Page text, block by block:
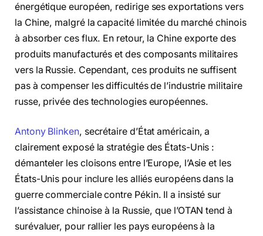
énergétique européen, redirige ses exportations vers
la Chine, malgré la capacité limitée du marché chinois
à absorber ces flux. En retour, la Chine exporte des
produits manufacturés et des composants militaires
vers la Russie. Cependant, ces produits ne suffisent
pas à compenser les difficultés de l’industrie militaire
russe, privée des technologies européennes.
Antony Blinken, secrétaire d’État américain, a
clairement exposé la stratégie des États-Unis :
démanteler les cloisons entre l’Europe, l’Asie et les
États-Unis pour inclure les alliés européens dans la
guerre commerciale contre Pékin. Il a insisté sur
l’assistance chinoise à la Russie, que l’OTAN tend à
surévaluer, pour rallier les pays européens à la